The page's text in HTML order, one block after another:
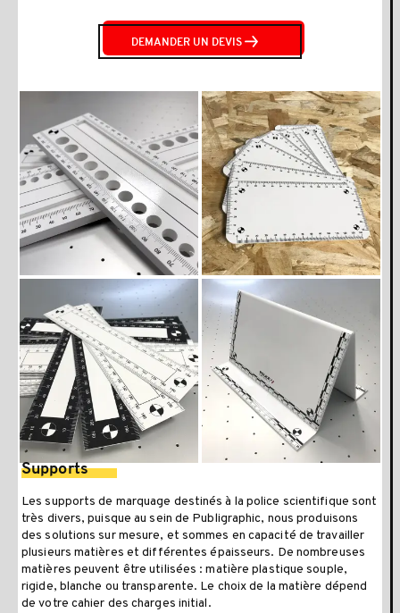
DEMANDER UN DEVIS
Supports
Les supports de marquage destinés à la police scientifique sont
très divers, puisque au sein de Publigraphic, nous produisons
des solutions sur mesure, et sommes en capacité de travailler
plusieurs matières et différentes épaisseurs. De nombreuses
matières peuvent être utilisées : matière plastique souple,
rigide, blanche ou transparente. Le choix de la matière dépend
de votre cahier des charges initial.